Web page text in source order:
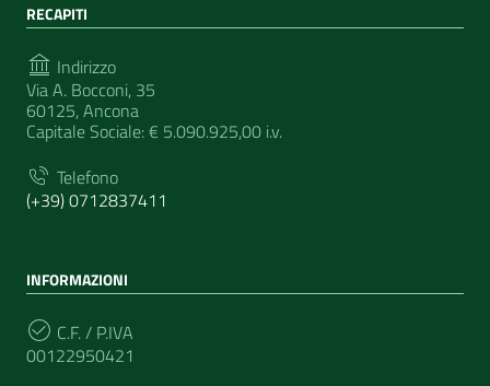
RECAPITI
Indirizzo
Via A. Bocconi, 35
60125, Ancona
Capitale Sociale: € 5.090.925,00 i.v.
Telefono
(+39) 0712837411
INFORMAZIONI
C.F. / P.IVA
00122950421